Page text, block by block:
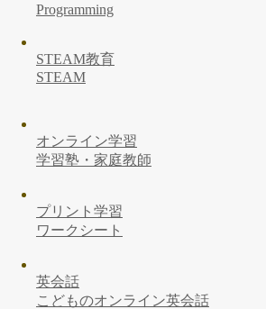
Programming
STEAM教育
STEAM
オンライン学習
学習塾・家庭教師
プリント学習
ワークシート
英会話
こどものオンライン英会話